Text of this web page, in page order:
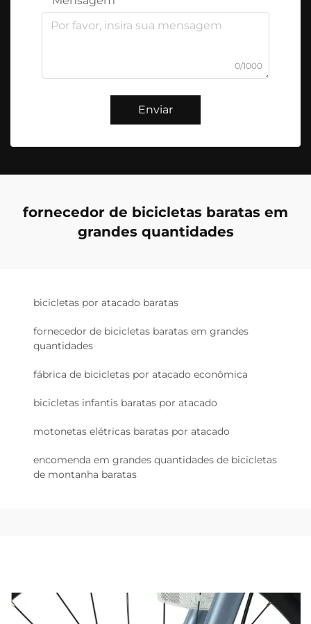
0/1000
Enviar
fornecedor de bicicletas baratas em
grandes quantidades
bicicletas por atacado baratas
fornecedor de bicicletas baratas em grandes
quantidades
fábrica de bicicletas por atacado econômica
bicicletas infantis baratas por atacado
motonetas elétricas baratas por atacado
encomenda em grandes quantidades de bicicletas
de montanha baratas